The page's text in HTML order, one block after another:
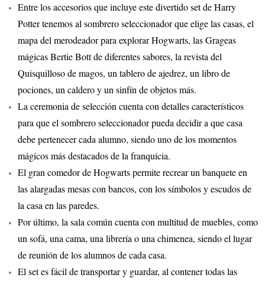
Entre los accesorios que incluye este divertido set de Harry
Potter tenemos al sombrero seleccionador que elige las casas, el
mapa del merodeador para explorar Hogwarts, las Grageas
mágicas Bertie Bott de diferentes sabores, la revista del
Quisquilloso de magos, un tablero de ajedrez, un libro de
pociones, un caldero y un sinfín de objetos más.
La ceremonia de selección cuenta con detalles característicos
para que el sombrero seleccionador pueda decidir a que casa
debe pertenecer cada alumno, siendo uno de los momentos
mágicos más destacados de la franquicia.
El gran comedor de Hogwarts permite recrear un banquete en
las alargadas mesas con bancos, con los símbolos y escudos de
la casa en las paredes.
Por último, la sala común cuenta con multitud de muebles, como
un sofá, una cama, una librería o una chimenea, siendo el lugar
de reunión de los alumnos de cada casa.
El set es fácil de transportar y guardar, al contener todas las